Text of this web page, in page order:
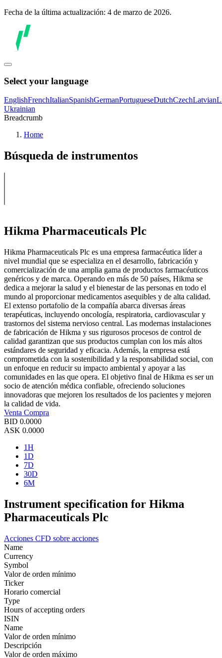
Fecha de la última actualización: 4 de marzo de 2026.
Select your language
EnglishFrenchItalianSpanishGermanPortugueseDutchCzechLatvian
Ukrainian
Breadcrumb
Home
Búsqueda de instrumentos
Hikma Pharmaceuticals Plc
Hikma Pharmaceuticals Plc es una empresa farmacéutica líder a
nivel mundial que se especializa en el desarrollo, fabricación y
comercialización de una amplia gama de productos farmacéuticos
genéricos y de marca. Operando en más de 50 países, Hikma se
dedica a mejorar la salud y el bienestar de las personas en todo el
mundo al proporcionar medicamentos asequibles y de alta calidad.
El extenso portafolio de la compañía abarca diversas áreas
terapéuticas, incluyendo oncología, respiratoria, cardiovascular y
trastornos del sistema nervioso central. Las modernas instalaciones
de fabricación de Hikma y sus rigurosos procesos de control de
calidad garantizan que sus productos cumplan con los más altos
estándares de seguridad y eficacia. Además, la empresa está
comprometida con la sostenibilidad y la responsabilidad social, con
un enfoque en reducir su impacto ambiental y apoyar a las
comunidades en las que opera. El objetivo final de Hikma es ser un
socio de atención médica confiable, ofreciendo soluciones
innovadoras que mejoren los resultados de los pacientes y mejoren
la calidad de vida.
Venta Compra
BID 0.0000
ASK 0.0000
1H
1D
7D
30D
6M
Instrument specification for Hikma
Pharmaceuticals Plc
Acciones CFD sobre acciones
Name
Currency
Symbol
Valor de orden mínimo
Ticker
Horario comercial
Type
Hours of accepting orders
ISIN
Name
Valor de orden mínimo
Descripción
Valor de orden máximo